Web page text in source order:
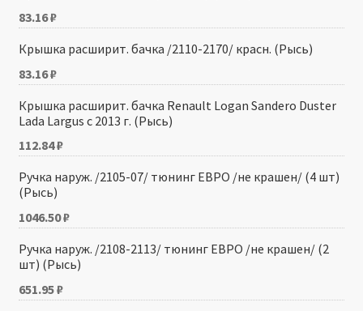
83.16₽
Крышка расширит. бачка /2110-2170/ красн. (Рысь)
83.16₽
Крышка расширит. бачка Renault Logan Sandero Duster
Lada Largus с 2013 г. (Рысь)
112.84₽
Ручка наруж. /2105-07/ тюнинг ЕВРО /не крашен/ (4 шт)
(Рысь)
1046.50₽
Ручка наруж. /2108-2113/ тюнинг ЕВРО /не крашен/ (2
шт) (Рысь)
651.95₽